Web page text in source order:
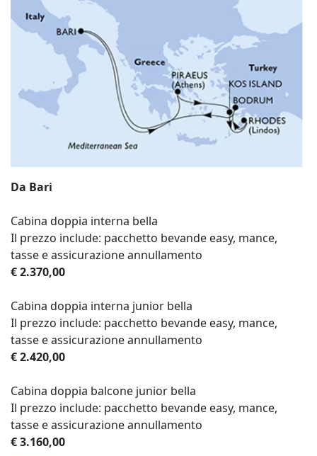
Da Bari
Cabina doppia interna bella
Il prezzo include: pacchetto bevande easy, mance,
tasse e assicurazione annullamento
€ 2.370,00
Cabina doppia interna junior bella
Il prezzo include: pacchetto bevande easy, mance,
tasse e assicurazione annullamento
€ 2.420,00
Cabina doppia balcone junior bella
Il prezzo include: pacchetto bevande easy, mance,
tasse e assicurazione annullamento
€ 3.160,00